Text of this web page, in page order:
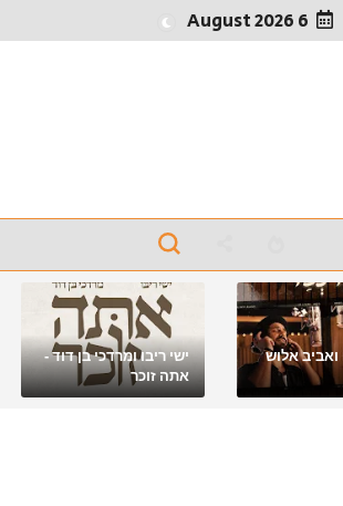
6 August 2026
אלוש
ישי ריבו ומרדכי בן דוד -
אתה זוכר